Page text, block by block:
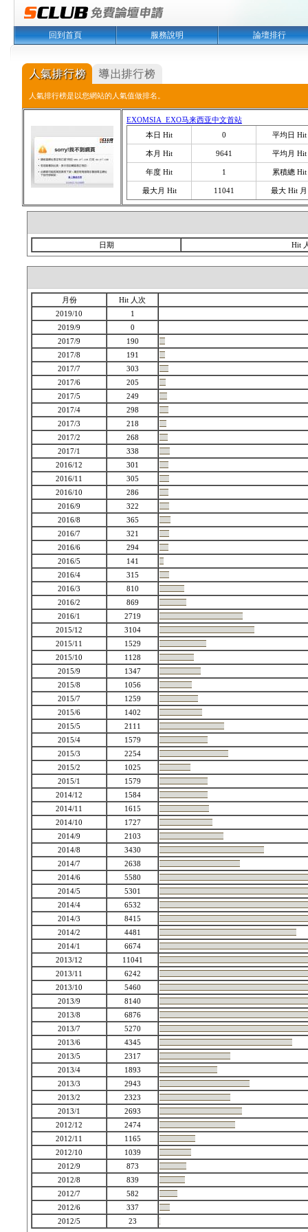
回到首頁 服務說明 論壇排行
人氣排行榜是以您網站的人氣值做排名。
EXOMSIA_EXO马来西亚中文首站
本日 Hit
0 平均日 Hit
本月 Hit 9641 平均月 Hit
年度 Hit 1 累積總 Hit
最大月 Hit 11041 最大 Hit 月
日期 Hit
月份
Hit 人次
2019/10
1
2019/9
0
2017/9
190
2017/8
191
2017/7
303
2017/6
205
2017/5
249
2017/4
298
2017/3
218
2017/2
268
2017/1
338
2016/12
301
2016/11
305
2016/10
286
2016/9
322
2016/8
365
2016/7
321
2016/6
294
2016/5
141
2016/4
315
2016/3
810
2016/2
869
2016/1
2719
2015/12
3104
2015/11
1529
2015/10
1128
2015/9
1347
2015/8
1056
2015/7
1259
2015/6
1402
2015/5
2111
2015/4
1579
2015/3
2254
2015/2
1025
2015/1
1579
2014/12
1584
2014/11
1615
2014/10
1727
2014/9
2103
2014/8
3430
2014/7
2638
2014/6
5580
2014/5
5301
2014/4
6532
2014/3
8415
2014/2
4481
2014/1
6674
2013/12
11041
2013/11
6242
2013/10
5460
2013/9
8140
2013/8
6876
2013/7
5270
2013/6
4345
2013/5
2317
2013/4
1893
2013/3
2943
2013/2
2323
2013/1
2693
2012/12
2474
2012/11
1165
2012/10
1039
2012/9
873
2012/8
839
2012/7
582
2012/6
337
2012/5
23